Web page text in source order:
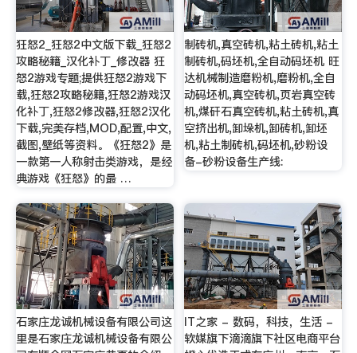
狂怒2_狂怒2中文版下载_狂怒2
攻略秘籍_汉化补丁_修改器 狂
怒2游戏专题;提供狂怒2游戏下
载,狂怒2攻略秘籍,狂怒2游戏汉
化补丁,狂怒2修改器,狂怒2汉化
下载,完美存档,MOD,配置,中文,
截图,壁纸等资料。《狂怒2》是
一款第一人称射击类游戏，是经
典游戏《狂怒》的最 …
制砖机,真空砖机,粘土砖机,粘土
制砖机,码坯机,全自动码坯机 旺
达机械制造磨粉机,磨粉机,全自
动码坯机,真空砖机,页岩真空砖
机,煤矸石真空砖机,粘土砖机,真
空挤出机,卸垛机,卸砖机,卸坯
机,粘土制砖机,码坯机,砂粉设
备-砂粉设备生产线:
石家庄龙诚机械设备有限公司这
里是石家庄龙诚机械设备有限公
IT之家 - 数码，科技，生活 -
软媒旗下滴滴旗下社区电商平台